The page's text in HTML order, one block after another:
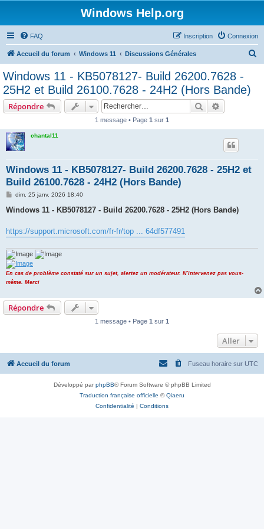
Windows Help.org
FAQ Connexion
Inscription
Accueil du forum Windows 11 Discussions Générales
Windows 11 - KB5078127- Build 26200.7628 -
25H2 et Build 26100.7628 - 24H2 (Hors Bande)
Répondre Rechercher
1 message • Page 1 sur 1
chantal11
Windows 11 - KB5078127- Build 26200.7628 - 25H2 et
Build 26100.7628 - 24H2 (Hors Bande)
M
s
g
e
dim. 25 janv. 2026 18:40
Windows 11 - KB5078127 - Build 26200.7628 - 25H2 (Hors Bande)
https://support.microsoft.com/fr-fr/top ... 64df577491
En cas de problème constaté sur un sujet, alertez un modérateur. N'intervenez pas vous-
même. Merci
Répondre
1 message • Page 1 sur 1
Aller
Accueil du forum Fuseau horaire sur UTC
Développé parphpBB® Forum Software © phpBB Limited
Traduction française officielle ©Qiaeru
Confidentialité | Conditions